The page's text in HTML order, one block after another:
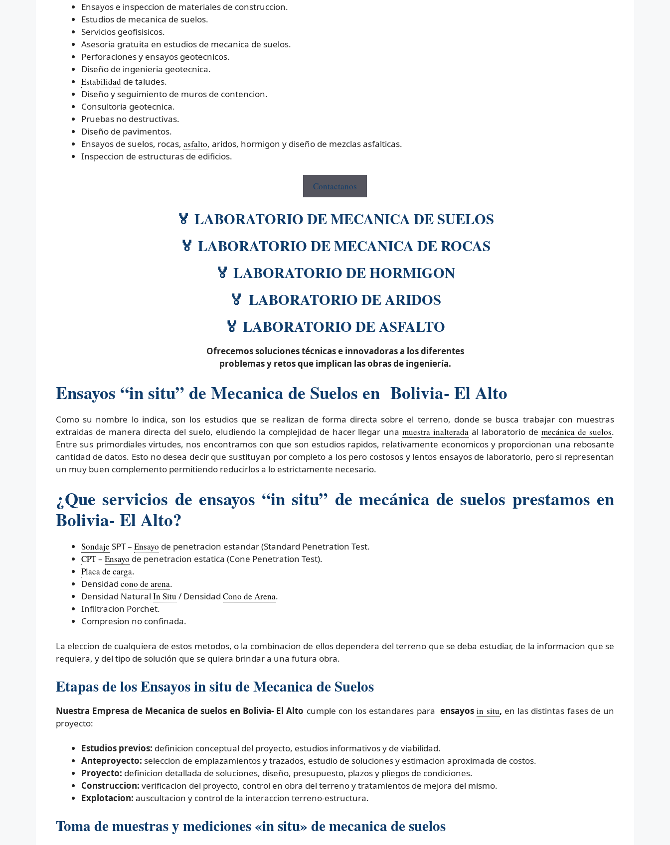
Ensayos e inspeccion de materiales de construccion.
Estudios de mecanica de suelos.
Servicios geofisisicos.
Asesoria gratuita en estudios de mecanica de suelos.
Perforaciones y ensayos geotecnicos.
Diseño de ingenieria geotecnica.
Estabilidad de taludes.
Diseño y seguimiento de muros de contencion.
Consultoria geotecnica.
Pruebas no destructivas.
Diseño de pavimentos.
Ensayos de suelos, rocas, asfalto, aridos, hormigon y diseño de mezclas asfalticas.
Inspeccion de estructuras de edificios.
Contactanos
🏅 LABORATORIO DE MECANICA DE SUELOS
🏅 LABORATORIO DE MECANICA DE ROCAS
🏅 LABORATORIO DE HORMIGON
🏅 LABORATORIO DE ARIDOS
🏅 LABORATORIO DE ASFALTO
Ofrecemos soluciones técnicas e innovadoras a los diferentes
problemas y retos que implican las obras de ingeniería.
Ensayos “in situ” de Mecanica de Suelos en Bolivia- El Alto
Como su nombre lo indica, son los estudios que se realizan de forma directa sobre el terreno, donde se busca trabajar con muestras
extraidas de manera directa del suelo, eludiendo la complejidad de hacer llegar unamuestra inalterada al laboratorio demecánica de suelos.
Entre sus primordiales virtudes, nos encontramos con que son estudios rapidos, relativamente economicos y proporcionan una rebosante
cantidad de datos. Esto no desea decir que sustituyan por completo a los pero costosos y lentos ensayos de laboratorio, pero si representan
un muy buen complemento permitiendo reducirlos a lo estrictamente necesario.
¿Que servicios de ensayos “in situ” de mecánica de suelos prestamos en
Bolivia- El Alto?
Sondaje SPT – Ensayo de penetracion estandar (Standard Penetration Test.
CPT– Ensayo de penetracion estatica (Cone Penetration Test).
Placa de carga.
Densidad cono de arena.
Densidad Natural In Situ / Densidad Cono de Arena.
Infiltracion Porchet.
Compresion no confinada.
La eleccion de cualquiera de estos metodos, o la combinacion de ellos dependera del terreno que se deba estudiar, de la informacion que se
requiera, y del tipo de solución que se quiera brindar a una futura obra.
Etapas de los Ensayos in situ de Mecanica de Suelos
Nuestra Empresa de Mecanica de suelos en Bolivia- El Alto cumple con los estandares para ensayosin situ, en las distintas fases de un
proyecto:
Estudios previos: definicion conceptual del proyecto, estudios informativos y de viabilidad.
Anteproyecto: seleccion de emplazamientos y trazados, estudio de soluciones y estimacion aproximada de costos.
Proyecto: definicion detallada de soluciones, diseño, presupuesto, plazos y pliegos de condiciones.
Construccion: verificacion del proyecto, control en obra del terreno y tratamientos de mejora del mismo.
Explotacion: auscultacion y control de la interaccion terreno-estructura.
Toma de muestras y mediciones «in situ» de mecanica de suelos